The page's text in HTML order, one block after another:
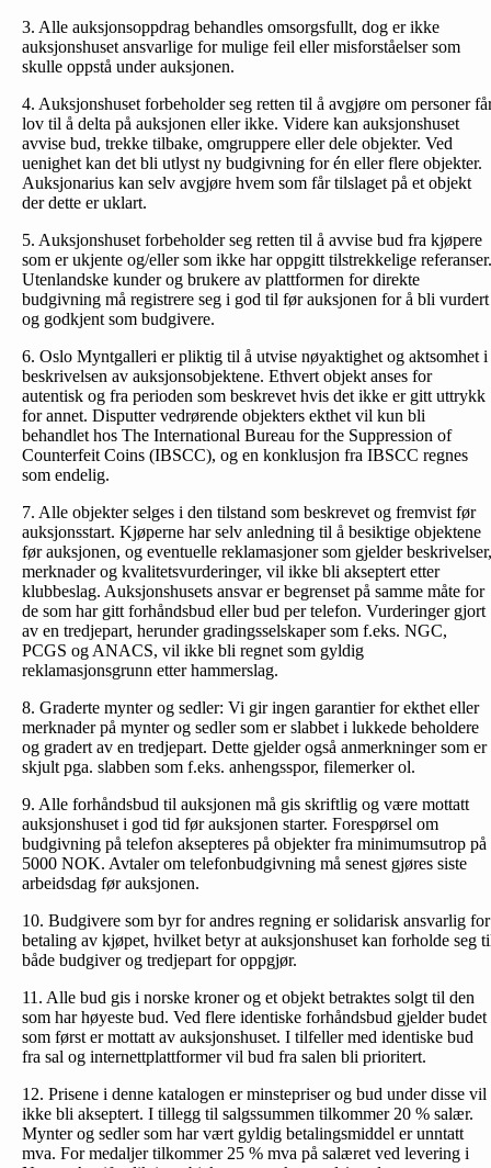
3. Alle auksjonsoppdrag behandles omsorgsfullt, dog er ikke
auksjonshuset ansvarlige for mulige feil eller misforståelser som
skulle oppstå under auksjonen.
4. Auksjonshuset forbeholder seg retten til å avgjøre om personer
lov til å delta på auksjonen eller ikke. Videre kan auksjonshuset
avvise bud, trekke tilbake, omgruppere eller dele objekter. Ved
uenighet kan det bli utlyst ny budgivning for én eller flere objekter.
Auksjonarius kan selv avgjøre hvem som får tilslaget på et objekt
der dette er uklart.
5. Auksjonshuset forbeholder seg retten til å avvise bud fra kjøpere
som er ukjente og/eller som ikke har oppgitt tilstrekkelige referanser.
Utenlandske kunder og brukere av plattformen for direkte
budgivning må registrere seg i god til før auksjonen for å bli vurdert
og godkjent som budgivere.
6. Oslo Myntgalleri er pliktig til å utvise nøyaktighet og aktsomhet i
beskrivelsen av auksjonsobjektene. Ethvert objekt anses for
autentisk og fra perioden som beskrevet hvis det ikke er gitt uttrykk
for annet. Disputter vedrørende objekters ekthet vil kun bli
behandlet hos The International Bureau for the Suppression of
Counterfeit Coins (IBSCC), og en konklusjon fra IBSCC regnes
som endelig.
7. Alle objekter selges i den tilstand som beskrevet og fremvist før
auksjonsstart. Kjøperne har selv anledning til å besiktige objektene
før auksjonen, og eventuelle reklamasjoner som gjelder beskrivelser,
merknader og kvalitetsvurderinger, vil ikke bli akseptert etter
klubbeslag. Auksjonshusets ansvar er begrenset på samme måte for
de som har gitt forhåndsbud eller bud per telefon. Vurderinger gjort
av en tredjepart, herunder gradingsselskaper som f.eks. NGC,
PCGS og ANACS, vil ikke bli regnet som gyldig
reklamasjonsgrunn etter hammerslag.
8. Graderte mynter og sedler: Vi gir ingen garantier for ekthet eller
merknader på mynter og sedler som er slabbet i lukkede beholdere
og gradert av en tredjepart. Dette gjelder også anmerkninger som er
skjult pga. slabben som f.eks. anhengsspor, filemerker ol.
9. Alle forhåndsbud til auksjonen må gis skriftlig og være mottatt
auksjonshuset i god tid før auksjonen starter. Forespørsel om
budgivning på telefon aksepteres på objekter fra minimumsutrop på
5000 NOK. Avtaler om telefonbud­givning må senest gjøres siste
arbeidsdag før auksjonen.
10. Budgivere som byr for andres regning er solidarisk ansvarlig for
betaling av kjøpet, hvilket betyr at auksjonshuset kan forholde seg
både budgiver og tredjepart for oppgjør.
11. Alle bud gis i norske kroner og et objekt betraktes solgt til den
som har høyeste bud. Ved flere identiske forhåndsbud gjelder budet
som først er mottatt av auksjonshuset. I tilfeller med identiske bud
fra sal og internettplattformer vil bud fra salen bli prioritert.
12. Prisene i denne katalogen er minstepriser og bud under disse vil
ikke bli akseptert. I tillegg til salgssummen tilkommer 20 % salær.
Mynter og sedler som har vært gyldig betalingsmiddel er unntatt
mva. For medaljer tilkommer 25 % mva på salæret ved levering i